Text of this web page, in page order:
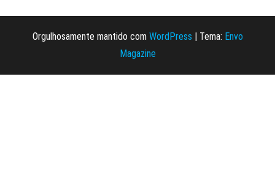
Orgulhosamente mantido com WordPress | Tema: Envo
Magazine